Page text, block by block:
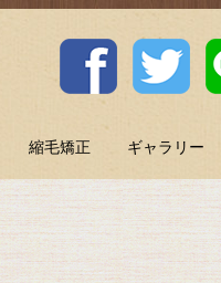
縮毛矯正 ギャラリー